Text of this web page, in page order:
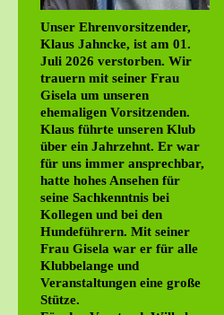
Unser Ehrenvorsitzender,
Klaus Jahncke, ist am 01.
Juli 2026 verstorben. Wir
trauern mit seiner Frau
Gisela um unseren
ehemaligen Vorsitzenden.
Klaus führte unseren Klub
über ein Jahrzehnt. Er war
für uns immer ansprechbar,
hatte hohes Ansehen für
seine Sachkenntnis bei
Kollegen und bei den
Hundeführern. Mit seiner
Frau Gisela war er für alle
Klubbelange und
Veranstaltungen eine große
Stütze.